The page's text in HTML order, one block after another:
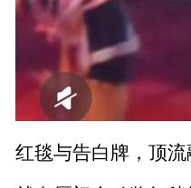
红毯与告白牌，顶